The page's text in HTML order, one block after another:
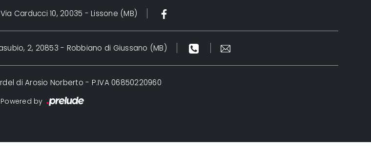
Via Carducci 10, 20035 - Lissone (MB)
2, 20853 - Robbiano di Giussano (MB)
di Arosio Norberto - P.IVA 06850220960
Powered by